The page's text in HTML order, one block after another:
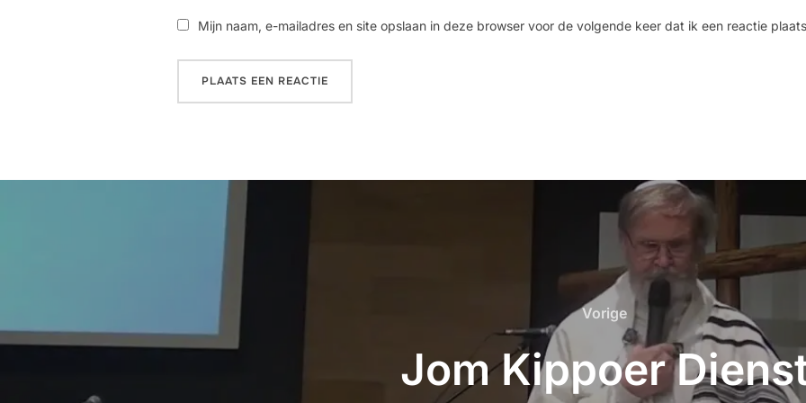
Mijn naam, e-mailadres en site opslaan in deze browser voor de volgende keer dat ik een reactie
Vorige
Jom Kippoer